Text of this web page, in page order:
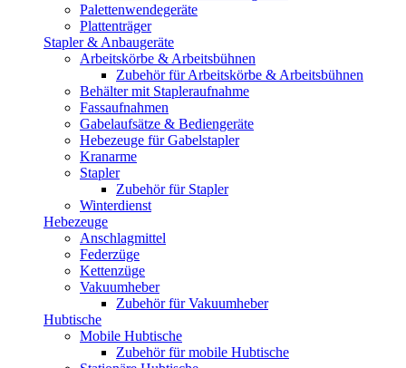
Palettenwendegeräte
Plattenträger
Stapler & Anbaugeräte
Arbeitskörbe & Arbeitsbühnen
Zubehör für Arbeitskörbe & Arbeitsbühnen
Behälter mit Stapleraufnahme
Fassaufnahmen
Gabelaufsätze & Bediengeräte
Hebezeuge für Gabelstapler
Kranarme
Stapler
Zubehör für Stapler
Winterdienst
Hebezeuge
Anschlagmittel
Federzüge
Kettenzüge
Vakuumheber
Zubehör für Vakuumheber
Hubtische
Mobile Hubtische
Zubehör für mobile Hubtische